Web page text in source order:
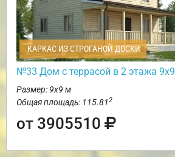
КАРКАС ИЗ СТРОГАНОЙ ДОСКИ
№33 Дом с террасой в 2 этажа 9х9
Размер: 9х9 м
Общая площадь: 115.812
от 3905510